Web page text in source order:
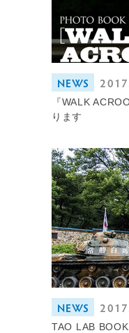
NEWS
『WALK
ります
NEWS
TAO LAB